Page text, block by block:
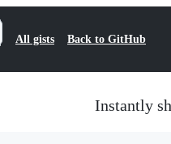
All gists Back to GitHub
Instantly